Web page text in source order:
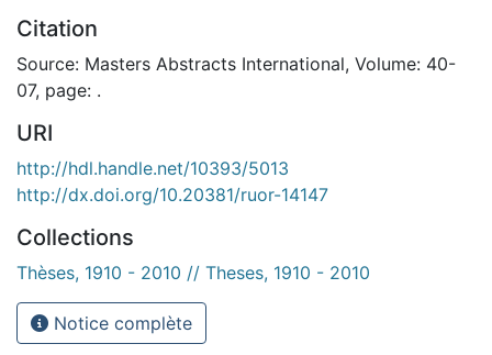
Citation
Source: Masters Abstracts International, Volume: 40-
07, page: .
URI
http://hdl.handle.net/10393/5013
http://dx.doi.org/10.20381/ruor-14147
Collections
Thèses, 1910 - 2010 // Theses, 1910 - 2010
Notice complète